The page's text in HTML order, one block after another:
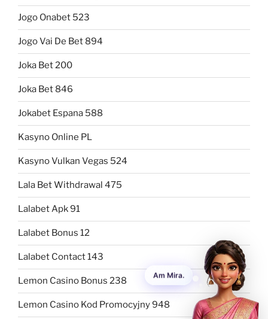
Jogo Onabet 523
Jogo Vai De Bet 894
Joka Bet 200
Joka Bet 846
Jokabet Espana 588
Kasyno Online PL
Kasyno Vulkan Vegas 524
Lala Bet Withdrawal 475
Lalabet Apk 91
Lalabet Bonus 12
Lalabet Contact 143
Lemon Casino Bonus 238
Lemon Casino Kod Promocyjny 948